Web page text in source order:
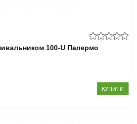
100-U Палермо
КУПИТИ